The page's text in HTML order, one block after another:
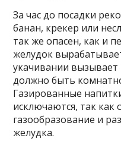
За час до посадки
банан, крекер или
так же опасен, как и
желудок
укачивании
должно быть
Газированные
исключаются, так как
газообразование и
желудка.